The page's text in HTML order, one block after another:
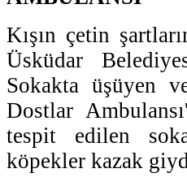
Kışın çetin
Üsküdar
Sokakta üşüyen
Dostlar
tespit edilen
köpekler kazak